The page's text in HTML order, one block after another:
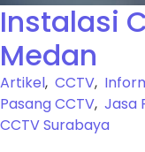
Instalasi
Medan
Artikel, CCTV,
Pasang CCTV, Jasa
CCTV Surabaya